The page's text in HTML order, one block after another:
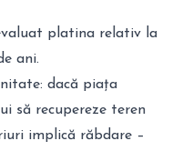
platina relativ la
ani.
dacă piața
să recupereze teren
implică răbdare –